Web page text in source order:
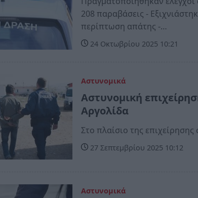
208 παραβάσεις -
περίπτωση απάτης -…
24 Οκτωβρίου 2025 10:21
Αστυνομικά
Αστυνομική
Αργολίδα
Στο πλαίσιο της
27 Σεπτεμβρίου 2025 10:12
Αστυνομικά